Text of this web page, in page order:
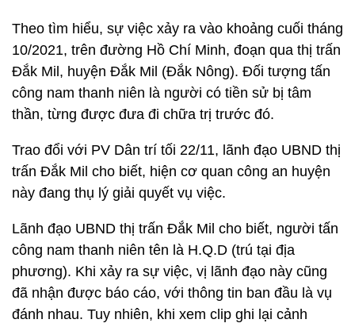
Theo tìm hiểu, sự việc xảy ra vào khoảng cuối tháng
10/2021, trên đường Hồ Chí Minh, đoạn qua thị trấn
Đắk Mil, huyện Đắk Mil (Đắk Nông). Đối tượng tấn
công nam thanh niên là người có tiền sử bị tâm
thần, từng được đưa đi chữa trị trước đó.
Trao đổi với PV Dân trí tối 22/11, lãnh đạo UBND thị
trấn Đắk Mil cho biết, hiện cơ quan công an huyện
này đang thụ lý giải quyết vụ việc.
Lãnh đạo UBND thị trấn Đắk Mil cho biết, người tấn
công nam thanh niên tên là H.Q.D (trú tại địa
phương). Khi xảy ra sự việc, vị lãnh đạo này cũng
đã nhận được báo cáo, với thông tin ban đầu là vụ
đánh nhau. Tuy nhiên, khi xem clip ghi lại cảnh